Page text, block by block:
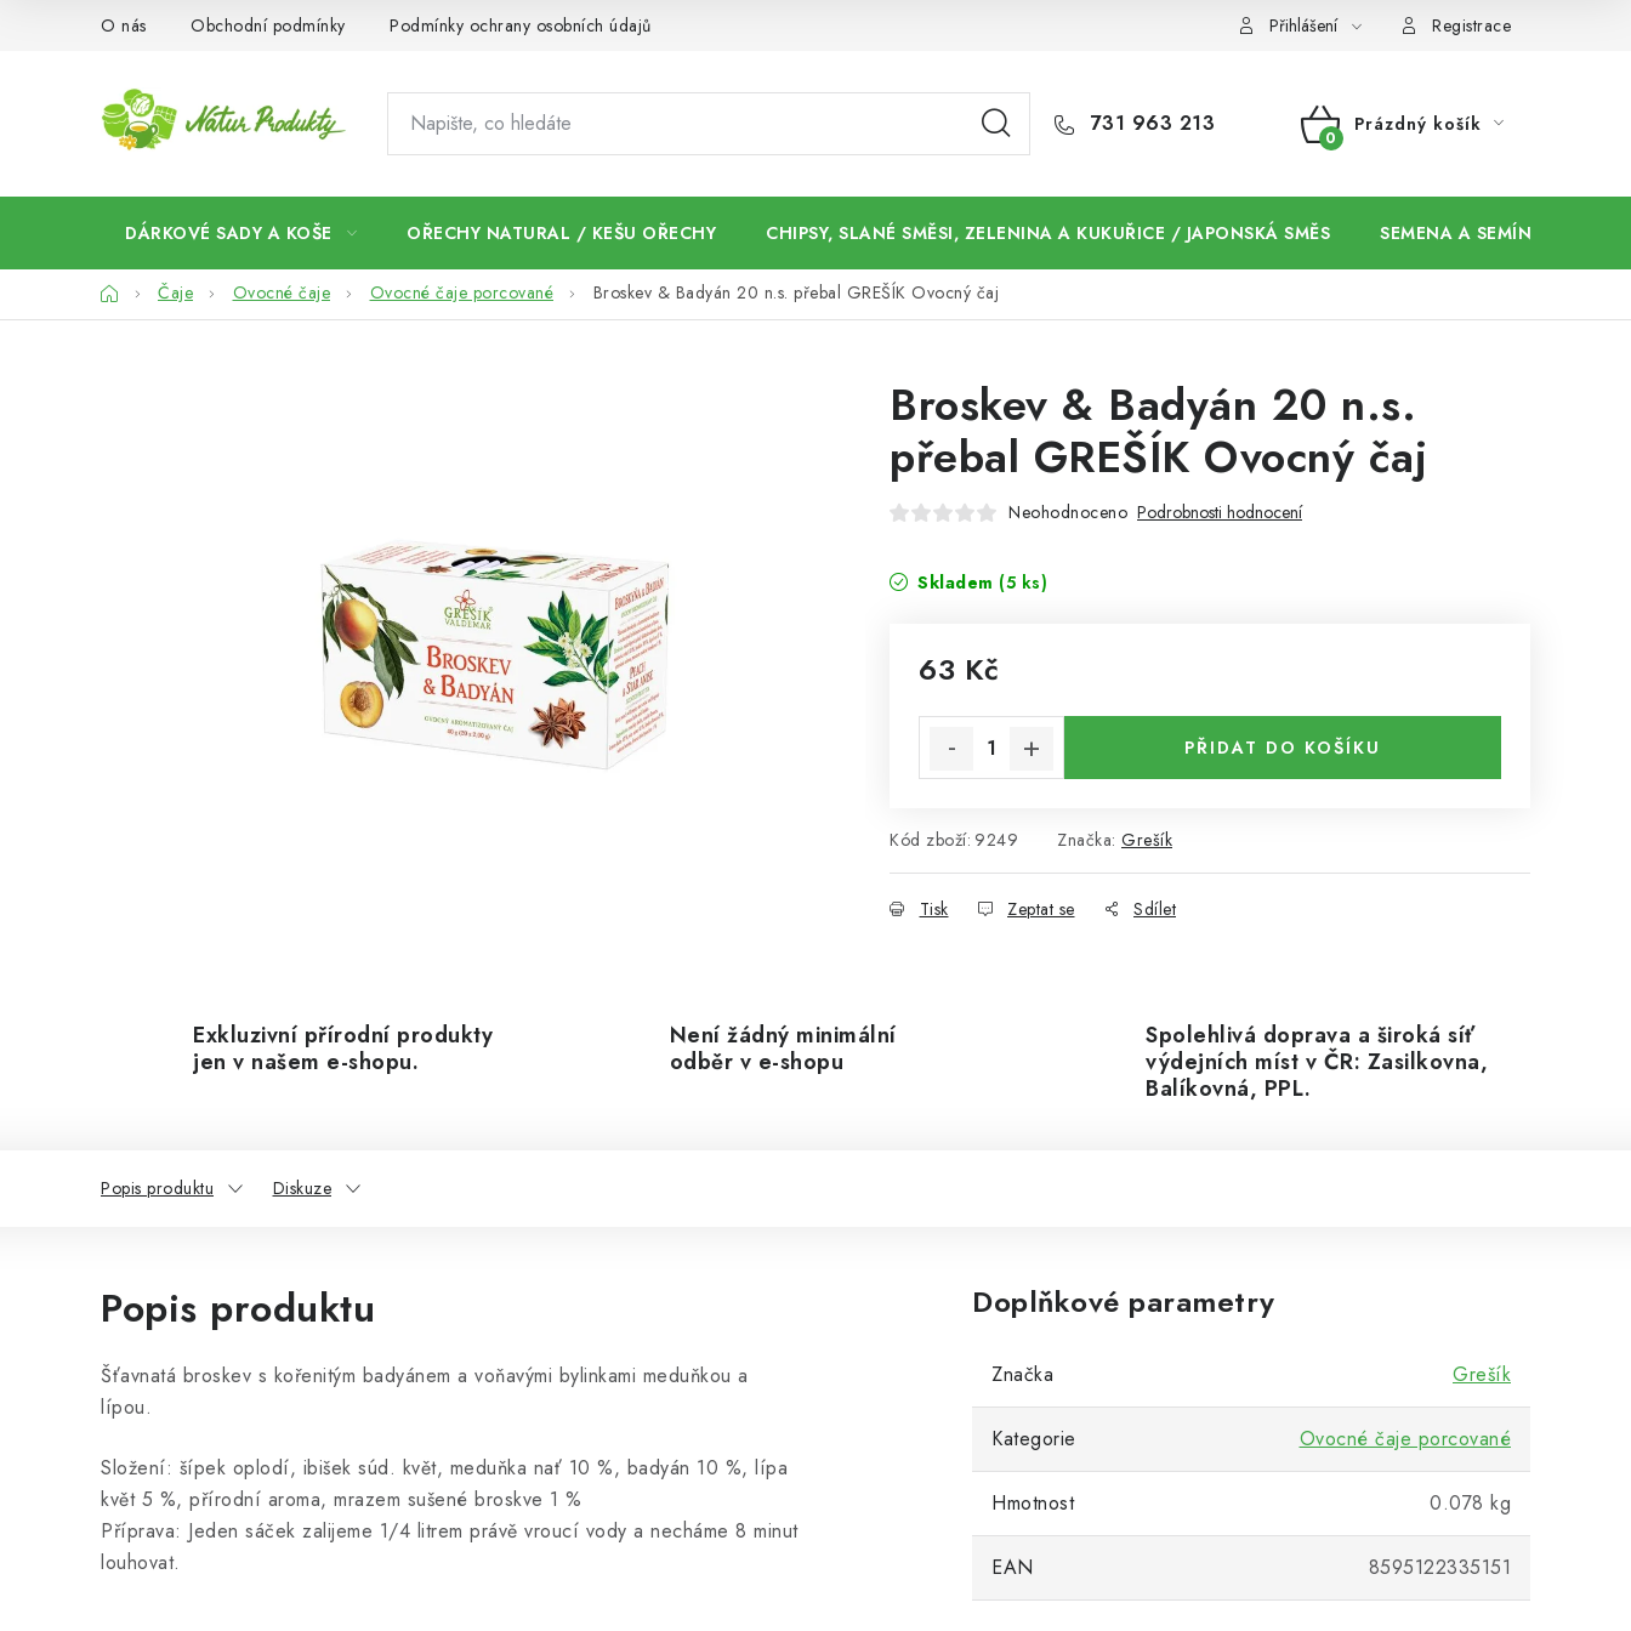
O nás Obchodní podmínky Podmínky ochrany osobních údajů Přihlášení Registrace
731 963 213
NÁKUPNÍ
Prázdný košík
DÁRKOVÉ SADY A KOŠE OŘECHY NATURAL / KEŠU OŘECHY CHIPSY, SLANÉ SMĚSI, ZELENINA A KUKUŘICE / JAPONSKÁ SMĚS SEMENA A SEMÍNKA / CHIA
DomůČaje Ovocné čaje Ovocné čaje porcované Broskev & Badyán 20 n.s. přebal GREŠÍK Ovocný čaj
Broskev & Badyán 20 n.s.
přebal GREŠÍK Ovocný čaj
Neohodnoceno Podrobnosti hodnocení
Skladem (5 ks)
63 Kč
PŘIDAT DO KOŠÍKU
Kód zboží: 9249 Značka: Grešík
Tisk Zeptat se Sdílet
Exkluzivní přírodní produkty
jen v našem e-shopu.
Není žádný minimální
odběr v e-shopu
Spolehlivá doprava a široká síť
výdejních míst v ČR: Zasilkovna,
Balíkovná, PPL.
Popis produktu Diskuze
Popis produktu
Šťavnatá broskev s kořenitým badyánem a voňavými bylinkami meduňkou a
lípou.
Složení: šípek oplodí, ibišek súd. květ, meduňka nať 10 %, badyán 10 %, lípa
květ 5 %, přírodní aroma, mrazem sušené broskve 1 %
Příprava: Jeden sáček zalijeme 1/4 litrem právě vroucí vody a necháme 8 minut
louhovat.
Doplňkové parametry
Značka Grešík
Kategorie Ovocné čaje porcované
Hmotnost 0.078 kg
EAN 8595122335151